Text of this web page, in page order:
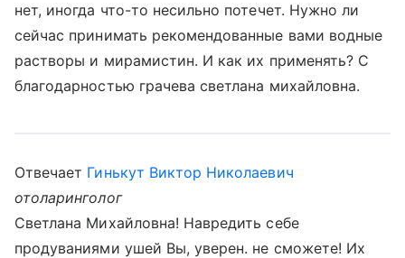
нет, иногда что-то несильно потечет. Нужно ли
сейчас принимать рекомендованные вами водные
растворы и мирамистин. И как их применять? С
благодарностью грачева светлана михайловна.
Отвечает Гинькут Виктор Николаевич
отоларинголог
Светлана Михайловна! Навредить себе
продуваниями ушей Вы, уверен. не сможете! Их